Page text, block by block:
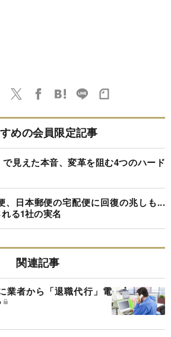
めの会員限定記事
で見えた本音、変革を阻む4つのハード
、日本郵便の宅配便に回復の兆しも...
る1社の実名
関連記事
業者から「退職代行」電